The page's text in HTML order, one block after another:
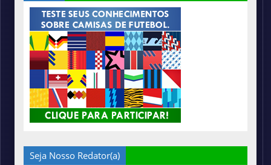
Seja Nosso Redator(a)